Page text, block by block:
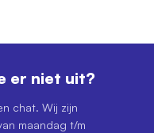
er niet uit?
chat. Wij zijn
maandag t/m